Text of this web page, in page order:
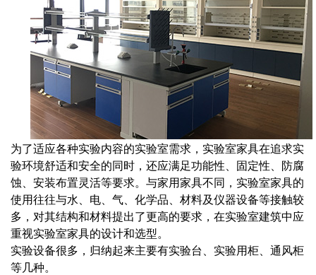
为了适应各种实验内容的实验室需求，实验室家具在追求实
验环境舒适和安全的同时，还应满足功能性、固定性、防腐
蚀、安装布置灵活等要求。与家用家具不同，实验室家具的
使用往往与水、电、气、化学品、材料及仪器设备等接触较
多，对其结构和材料提出了更高的要求，在实验室建筑中应
重视实验室家具的设计和选型。
实验设备很多，归纳起来主要有实验台、实验用柜、通风柜
等几种。